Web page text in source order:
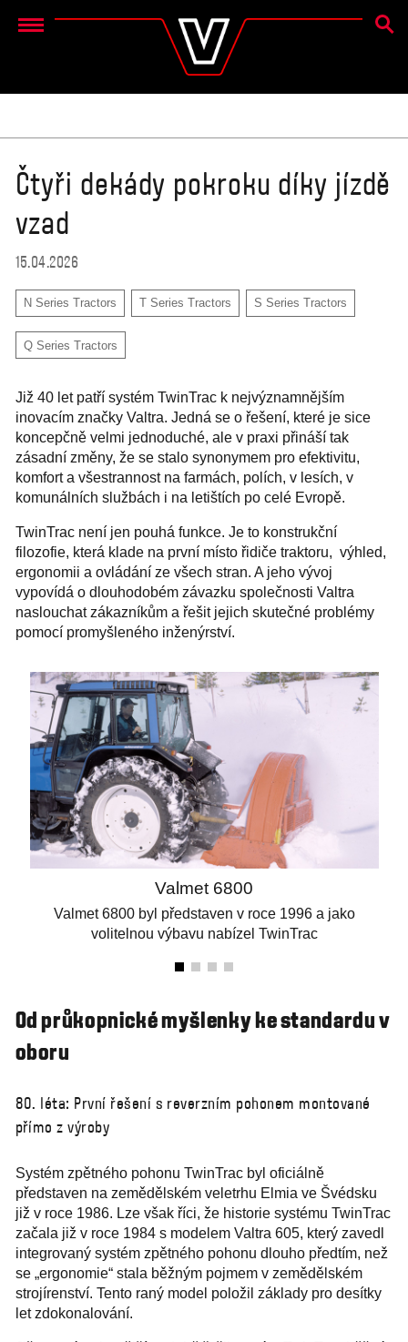
Menu
Čtyři dekády pokroku díky jízdě
vzad
15.04.2026
N Series Tractors T Series Tractors S Series Tractors
Q Series Tractors
Již 40 let patří systém TwinTrac k nejvýznamnějším
inovacím značky Valtra. Jedná se o řešení, které je sice
koncepčně velmi jednoduché, ale v praxi přináší tak
zásadní změny, že se stalo synonymem pro efektivitu,
komfort a všestrannost na farmách, polích, v lesích, v
komunálních službách i na letištích po celé Evropě.
TwinTrac není jen pouhá funkce. Je to konstrukční
filozofie, která klade na první místo řidiče traktoru, výhled,
ergonomii a ovládání ze všech stran. A jeho vývoj
vypovídá o dlouhodobém závazku společnosti Valtra
naslouchat zákazníkům a řešit jejich skutečné problémy
pomocí promyšleného inženýrství.
Valmet 6800
Valmet 6800 byl představen v roce 1996 a jako
volitelnou výbavu nabízel TwinTrac
Od průkopnické myšlenky ke standardu v
oboru
80. léta: První řešení s reverzním pohonem montované
přímo z výroby
Systém zpětného pohonu TwinTrac byl oficiálně
představen na zemědělském veletrhu Elmia ve Švédsku
již v roce 1986. Lze však říci, že historie systému TwinTrac
začala již v roce 1984 s modelem Valtra 605, který zavedl
integrovaný systém zpětného pohonu dlouho předtím, než
se „ergonomie“ stala běžným pojmem v zemědělském
strojírenství. Tento raný model položil základy pro desítky
let zdokonalování.